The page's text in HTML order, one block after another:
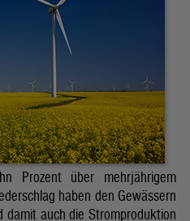
Prozent über mehrjährigem
haben den Gewässern
damit auch die Stromproduktion